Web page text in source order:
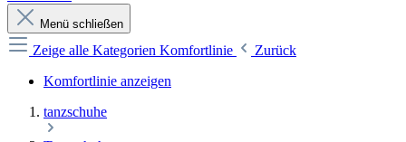
Menü schließen
Zeige alle Kategorien Komfortlinie
Zurück
Komfortlinie anzeigen
tanzschuhe